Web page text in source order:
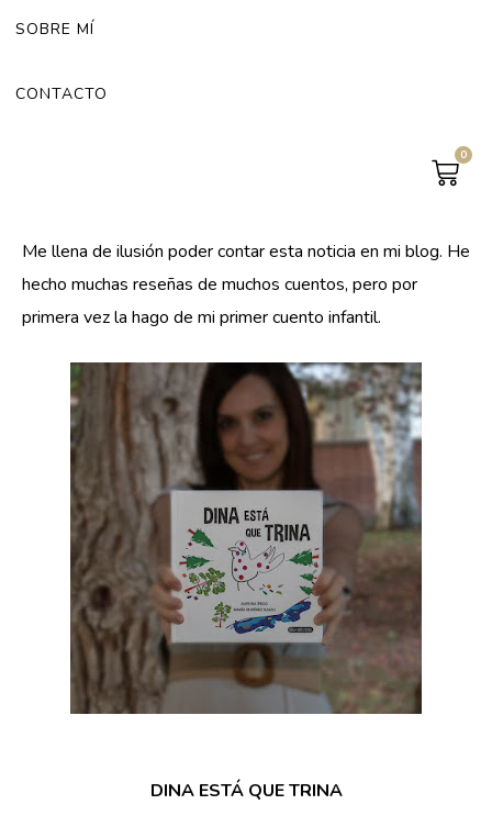
SOBRE MÍ
CONTACTO
0
Me llena de ilusión poder contar esta noticia en mi blog. He
hecho muchas reseñas de muchos cuentos, pero por
primera vez la hago de mi primer cuento infantil.
DINA ESTÁ QUE TRINA